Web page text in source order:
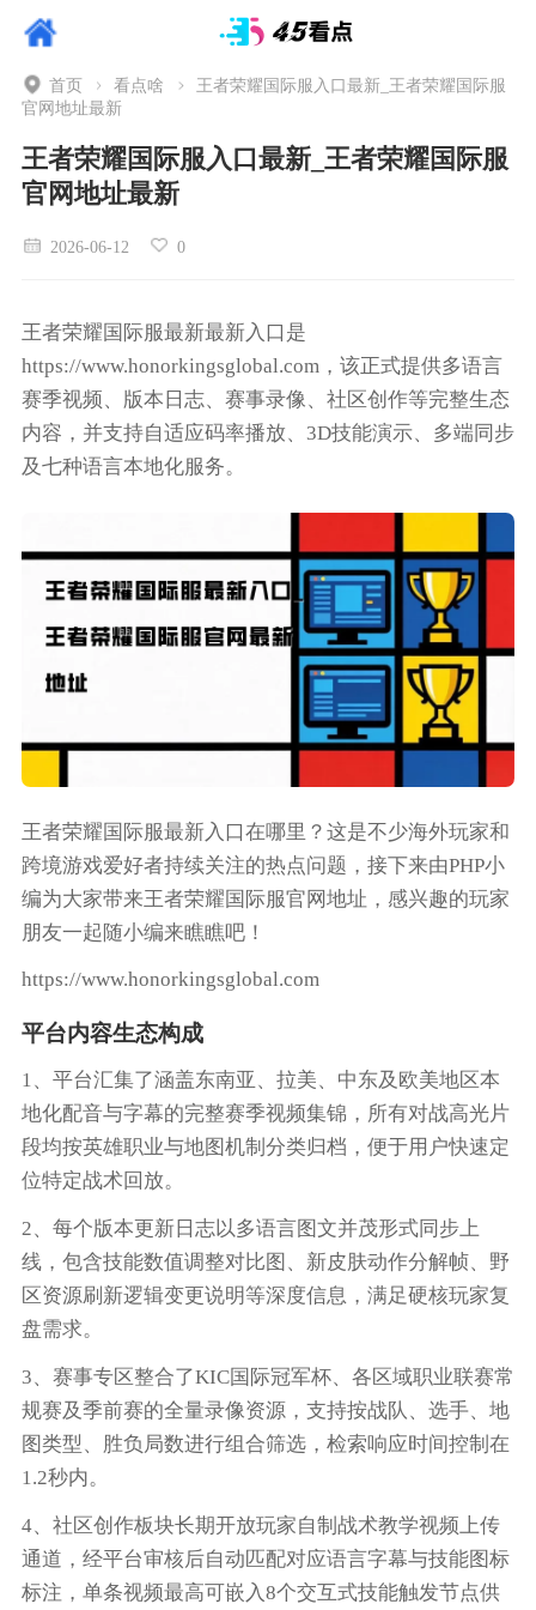
首页 看点啥
王者荣耀国际服入口最新_王者荣耀国际服
官网地址最新
王者荣耀国际服入口最新_王者荣耀国际服
官网地址最新
2026-06-12 0
王者荣耀国际服最新最新入口是
https://www.honorkingsglobal.com，该正式提供多语言
赛季视频、版本日志、赛事录像、社区创作等完整生态
内容，并支持自适应码率播放、3D技能演示、多端同步
及七种语言本地化服务。
王者荣耀国际服最新入口在哪里？这是不少海外玩家和
跨境游戏爱好者持续关注的热点问题，接下来由PHP小
编为大家带来王者荣耀国际服官网地址，感兴趣的玩家
朋友一起随小编来瞧瞧吧！
https://www.honorkingsglobal.com
平台内容生态构成
1、平台汇集了涵盖东南亚、拉美、中东及欧美地区本
地化配音与字幕的完整赛季视频集锦，所有对战高光片
段均按英雄职业与地图机制分类归档，便于用户快速定
位特定战术回放。
2、每个版本更新日志以多语言图文并茂形式同步上
线，包含技能数值调整对比图、新皮肤动作分解帧、野
区资源刷新逻辑变更说明等深度信息，满足硬核玩家复
盘需求。
3、赛事专区整合了KIC国际冠军杯、各区域职业联赛常
规赛及季前赛的全量录像资源，支持按战队、选手、地
图类型、胜负局数进行组合筛选，检索响应时间控制在
1.2秒内。
4、社区创作板块长期开放玩家自制战术教学视频上传
通道，经平台审核后自动匹配对应语言字幕与技能图标
标注，单条视频最高可嵌入8个交互式技能触发节点供